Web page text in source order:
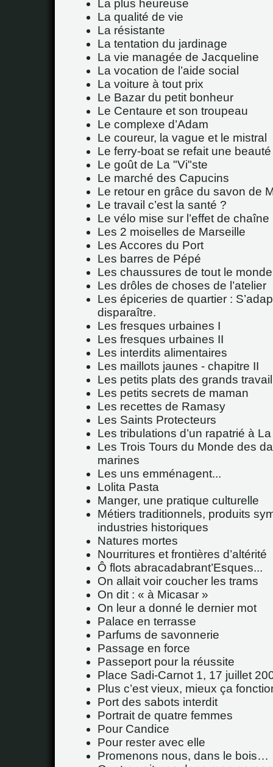
La plus heureuse
La qualité de vie
La résistante
La tentation du jardinage
La vie managée de Jacqueline
La vocation de l’aide social
La voiture à tout prix
Le Bazar du petit bonheur
Le Centaure et son troupeau
Le complexe d’Adam
Le coureur, la vague et le mistral
Le ferry-boat se refait une beauté
Le goût de La "Vi"ste
Le marché des Capucins
Le retour en grâce du savon de
Le travail c’est la santé ?
Le vélo mise sur l’effet de chaîne
Les 2 moiselles de Marseille
Les Accores du Port
Les barres de Pépé
Les chaussures de tout le monde
Les drôles de choses de l’atelier
Les épiceries de quartier :
disparaître.
Les fresques urbaines I
Les fresques urbaines II
Les interdits alimentaires
Les maillots jaunes - chapitre II
Les petits plats des grands
Les petits secrets de maman
Les recettes de Ramasy
Les Saints Protecteurs
Les tribulations d’un rapatrié à
Les Trois Tours du Monde des
marines
Les uns emménagent...
Lolita Pasta
Manger, une pratique culturelle
Métiers traditionnels, produits
industries historiques
Natures mortes
Nourritures et frontières d’altérité
Ô flots abracadabrant’Esques...
On allait voir coucher les trams
On dit : « à Micasar »
On leur a donné le dernier mot
Palace en terrasse
Parfums de savonnerie
Passage en force
Passeport pour la réussite
Place Sadi-Carnot 1, 17 juillet
Plus c’est vieux, mieux ça
Port des sabots interdit
Portrait de quatre femmes
Pour Candice
Pour rester avec elle
Promenons nous, dans le bois…